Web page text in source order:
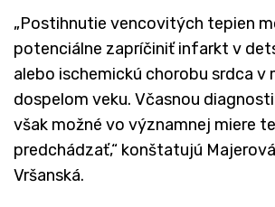
„Postihnutie vencovitých tepien
potenciálne zapríčiniť infarkt v
alebo ischemickú chorobu srdca v
dospelom veku. Včasnou
však možné vo významnej miere
predchádzať,“ konštatujú
Vršanská.